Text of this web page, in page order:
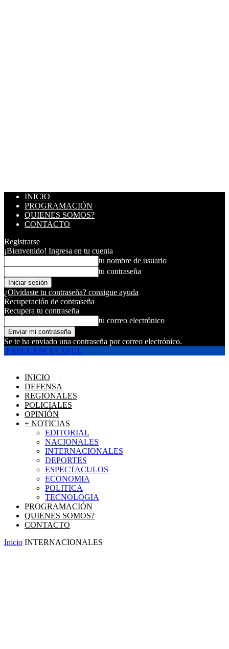
INICIO
PROGRAMACIÓN
QUIENES SOMOS?
CONTACTO
Registrarse
¡Bienvenido! Ingresa en tu cuenta
tu nombre de usuario
tu contraseña
¿Olvidaste tu contraseña? consigue ayuda
Recuperación de contraseña
Recupera tu contraseña
tu correo electrónico
Se te ha enviado una contraseña por correo electrónico.
FRECUENCIA AZUL
INICIO
DEFENSA
REGIONALES
POLICIALES
OPINIÓN
+ NOTICIAS
EDITORIAL
NACIONALES
INTERNACIONALES
DEPORTES
ESPECTACULOS
ECONOMIA
POLITICA
TECNOLOGIA
PROGRAMACIÓN
QUIENES SOMOS?
CONTACTO
Inicio INTERNACIONALES